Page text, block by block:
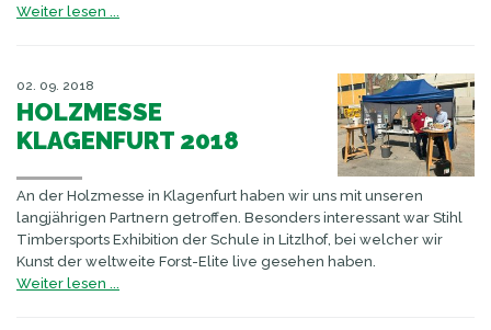
Weiter lesen ...
02. 09. 2018
HOLZMESSE
KLAGENFURT 2018
An der Holzmesse in Klagenfurt haben wir uns mit unseren
langjährigen Partnern getroffen. Besonders interessant war Stihl
Timbersports Exhibition der Schule in Litzlhof, bei welcher wir
Kunst der weltweite Forst-Elite live gesehen haben.
Weiter lesen ...